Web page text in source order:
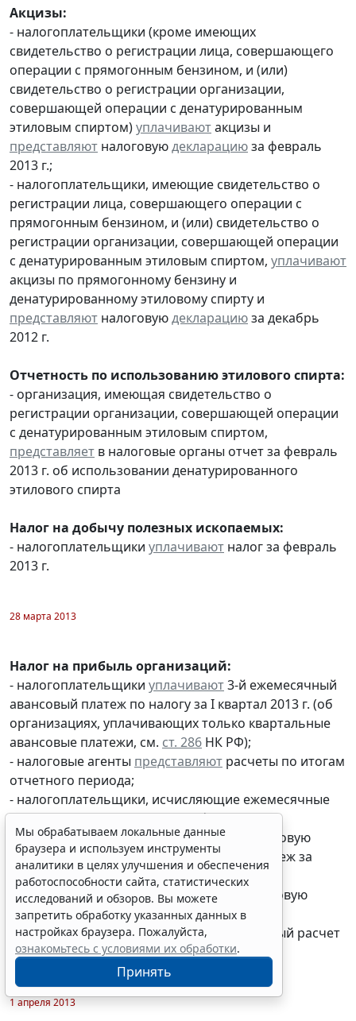
Акцизы:
- налогоплательщики (кроме имеющих
свидетельство о регистрации лица, совершающего
операции с прямогонным бензином, и (или)
свидетельство о регистрации организации,
совершающей операции с денатурированным
этиловым спиртом)уплачиваютакцизы и
представляют налоговуюдекларациюза февраль
2013 г.;
- налогоплательщики, имеющие свидетельство о
регистрации лица, совершающего операции с
прямогонным бензином, и (или) свидетельство о
регистрации организации, совершающей операции
с денатурированным этиловым спиртом, уплачивают
акцизы по прямогонному бензину и
денатурированному этиловому спирту и
представляют налоговуюдекларациюза декабрь
2012 г.
Отчетность по использованию этилового спирта:
- организация, имеющая свидетельство о
регистрации организации, совершающей операции
с денатурированным этиловым спиртом,
представляет в налоговые органы отчет за февраль
2013 г. об использовании денатурированного
этилового спирта
Налог на добычу полезных ископаемых:
- налогоплательщики уплачивают налог за февраль
2013 г.
28 марта 2013
Налог на прибыль организаций:
- налогоплательщики уплачивают3-й ежемесячный
авансовый платеж по налогу за I квартал 2013 г. (об
организациях, уплачивающих только квартальные
авансовые платежи, см. ст. 286 НК РФ);
- налоговые агенты представляют расчеты по итогам
отчетного периода;
- налогоплательщики, исчисляющие ежемесячные
авансовые платежи исходя из фактически
полученной прибыли,представляют
налоговую
декларациюиуплачиваютавансовый платеж за
февраль 2013 г.
- налогоплательщикипредставляют
налоговую
декларациюиуплачиваютналог за 2012 г.;
- налоговые агенты представляют
налоговый расчет
за 2012 г.;
1 апреля 2013
Мы обрабатываем локальные данные
браузера и используем инструменты
аналитики в целях улучшения и обеспечения
работоспособности сайта, статистических
исследований и обзоров. Вы можете
запретить обработку указанных данных в
настройках браузера. Пожалуйста,
ознакомьтесь с условиями их обработки.
Принять